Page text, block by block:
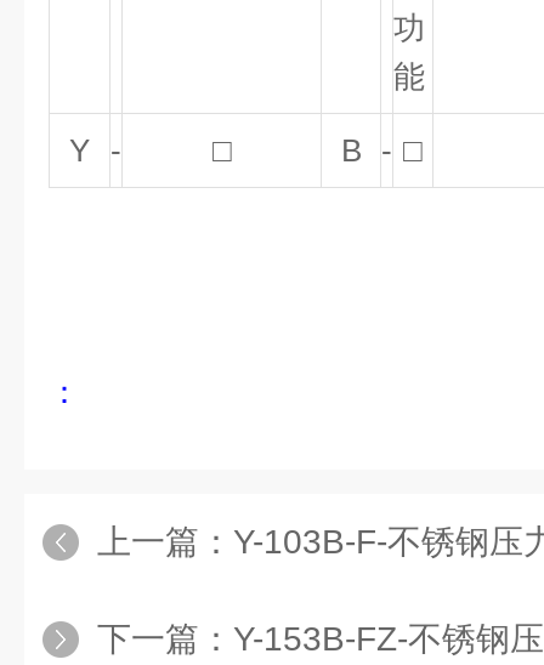
功
能
Y - □ B - □
：
上一篇： Y-103B-F-不锈钢压力
下一篇： Y-153B-FZ-不锈钢压力